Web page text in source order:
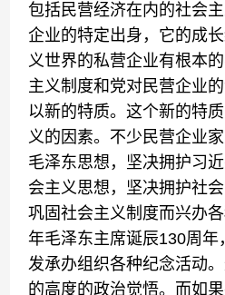
包括民营经济在内的社会
企业的特定出身，它的成
义世界的私营企业有根本
主义制度和党对民营企业
以新的特质。这个新的特
义的因素。不少民营企业
毛泽东思想，坚决拥护习
会主义思想，坚决拥护社
巩固社会主义制度而兴办
年毛泽东主席诞辰130周年
发承办组织各种纪念活动
的高度的政治觉悟。而如